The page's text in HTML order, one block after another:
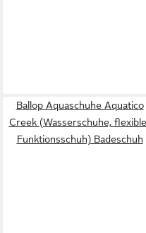
Ballop Aquaschuhe Aquatico
Creek (Wasserschuhe,
Funktionsschuh) Badeschuh